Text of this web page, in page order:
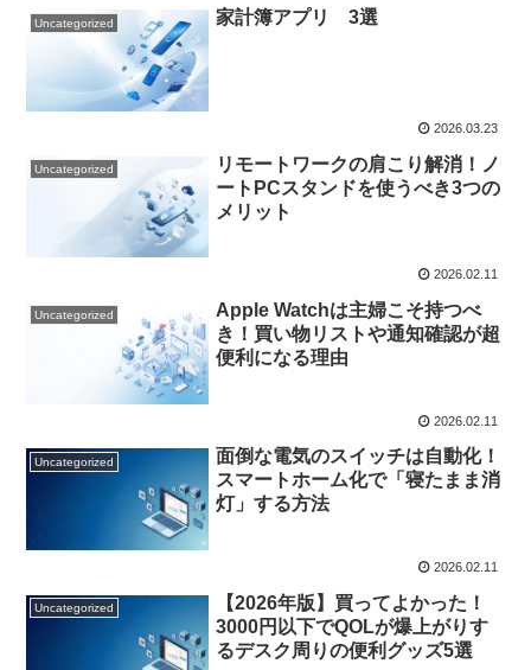
Uncategorized 家計簿アプリ 3選
2026.03.23
Uncategorized
リモートワークの肩こり解消！ノ
ートPCスタンドを使うべき3つの
メリット
2026.02.11
Uncategorized
Apple Watchは主婦こそ持つべ
き！買い物リストや通知確認が超
便利になる理由
2026.02.11
Uncategorized
面倒な電気のスイッチは自動化！
スマートホーム化で「寝たまま消
灯」する方法
2026.02.11
Uncategorized
【2026年版】買ってよかった！
3000円以下でQOLが爆上がりす
るデスク周りの便利グッズ5選